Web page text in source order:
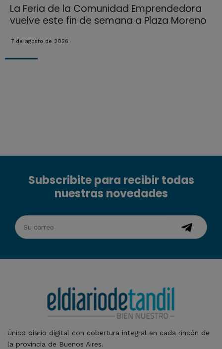
La Feria de la Comunidad Emprendedora
vuelve este fin de semana a Plaza Moreno
7 de agosto de 2026
Subscribite para recibir todas
nuestras novedades
Único diario digital con cobertura integral en cada rincón de
la provincia de Buenos Aires.